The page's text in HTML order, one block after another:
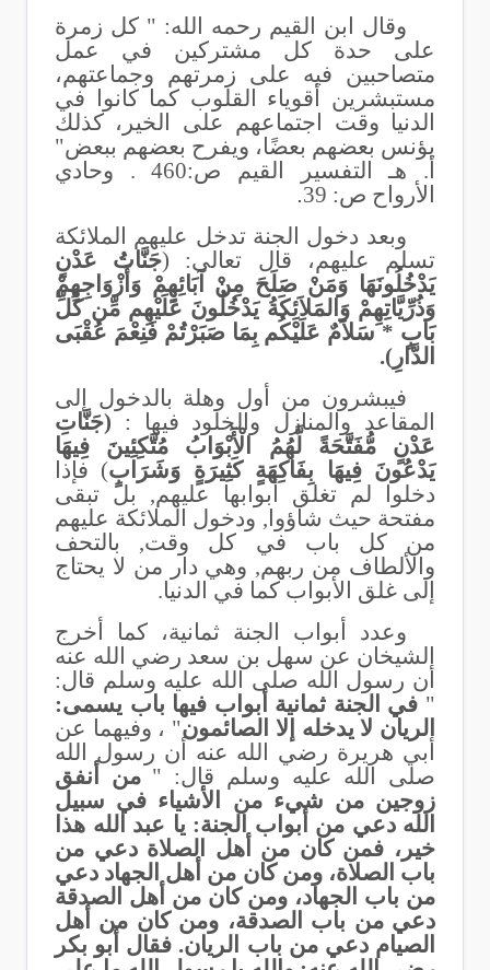
وقال ابن القيم رحمه الله: " كل زمرة
على حدة كل مشتركين في عمل
متصاحبين فيه على زمرتهم وجماعتهم،
مستبشرين أقوياء القلوب كما كانوا في
الدنيا وقت اجتماعهم على الخير، كذلك
يؤنس بعضهم بعضًا، ويفرح بعضهم ببعض"
أ. هـ التفسير القيم ص:460 . وحادي
الأرواح ص: 39
.
وبعد دخول الجنة تدخل عليهم الملائكة
تسلم عليهم، قال تعالى: (جَنَّاتُ عَدْنٍ
يَدْخُلُونَهَا وَمَنْ صَلَحَ مِنْ آبَائِهِمْ وَأَزْوَاجِهِمْ
وَذُرِّيَّاتِهِمْ وَالمَلاَئِكَةُ يَدْخُلُونَ عَلَيْهِم مِّن كُلِّ
بَابٍ * سَلاَمٌ عَلَيْكُم بِمَا صَبَرْتُمْ فَنِعْمَ عُقْبَى
الدَّارِ).
فيبشرون من أول وهلة بالدخول إلى
المقاعد والمنازل والخلود فيها : (جَنَّاتِ
عَدْنٍ مُّفَتَّحَةً لَّهُمُ الْأَبْوَابُ مُتَّكِئِينَ فِيهَا
يَدْعُونَ فِيهَا بِفَاكِهَةٍ كَثِيرَةٍ وَشَرَابٍ) فإذا
دخلوا لم تغلق أبوابها عليهم, بل تبقى
مفتحة حيث شاؤوا, ودخول الملائكة عليهم
من كل باب في كل وقت, بالتحف
والألطاف من ربهم, وهي دار من لا يحتاج
إلى غلق الأبواب كما في الدنيا.
وعدد أبواب الجنة ثمانية، كما أخرج
الشيخان عن سهل بن سعد رضي الله عنه
أن رسول الله صلى الله عليه وسلم قال:
" في الجنة ثمانية أبواب فيها باب يسمى:
الريان لا يدخله إلا الصائمون" ، وفيهما عن
أبي هريرة رضي الله عنه أن رسول الله
صلى الله عليه وسلم قال: "من أنفق
زوجين من شيء من الأشياء في سبيل
الله دعي من أبواب الجنة: يا عبد الله هذا
خير، فمن كان من أهل الصلاة دعي من
باب الصلاة، ومن كان من أهل الجهاد دعي
من باب الجهاد، ومن كان من أهل الصدقة
دعي من باب الصدقة، ومن كان من أهل
الصيام دعي من باب الريان. فقال أبو بكر